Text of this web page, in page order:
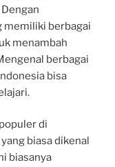
memiliki berbagai
menambah
berbagai
bisa
di
biasa dikenal
biasanya